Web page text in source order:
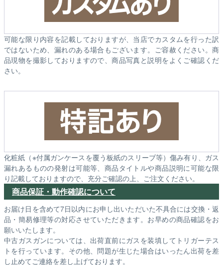
可能な限り内容を記載しておりますが、当店でカスタムを行った訳
ではないため、漏れのある場合もございます。ご容赦ください。商
品現物を撮影しておりますので、商品写真と説明をよくご確認くだ
さい。
化粧紙（※付属ガンケースを覆う板紙のスリーブ等）傷み有り、ガス
漏れあるものの発射は可能等、商品タイトルや商品説明に可能な限
り記載しておりますので、充分ご確認の上、ご注文ください。
商品保証・動作確認について
お届け日を含めて7日以内にお申し出いただいた不具合には交換・返
品・簡易修理等の対応させていただきます。お早めの商品確認をお
願いいたします。
中古ガスガンについては、出荷直前にガスを装填してトリガーテス
トを行っています。その他、問題が生じた場合はいったん出荷を差
し止めてご連絡を差し上げております。